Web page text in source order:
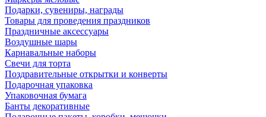
Подарки, сувениры, награды
Товары для проведения праздников
Праздничные аксессуары
Воздушные шары
Карнавальные наборы
Свечи для торта
Поздравительные открытки и конверты
Подарочная упаковка
Упаковочная бумага
Банты декоративные